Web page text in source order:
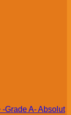
Absolut